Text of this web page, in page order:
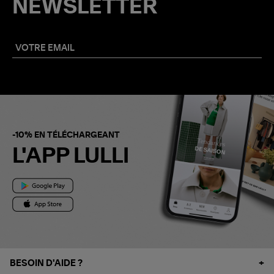
NEWSLETTER
-10% EN TÉLÉCHARGEANT
L'APP LULLI
BESOIN D'AIDE ?